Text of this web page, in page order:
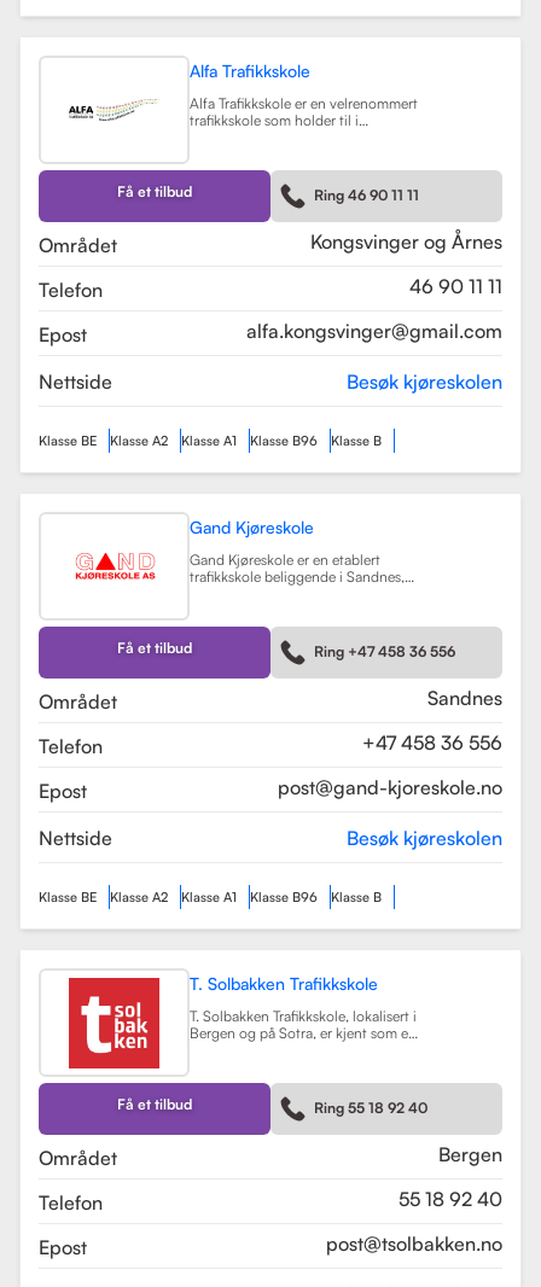
Alfa Trafikkskole
Alfa Trafikkskole er en velrenommert
trafikkskole som holder til i
kjøreopplæringen. Skolen tilbyr et
bredt spekter av tjenester, inkludert
opplæring for førerkort klasse B,
både med manuelt og automatgir.
Få et tilbud Ring 46 90 11 11
Området
Kongsvinger og Årnes
Telefon
46 90 11 11
Epost
alfa.kongsvinger@gmail.com
Nettside Besøk kjøreskolen
Klasse BE Klasse A2 Klasse A1 Klasse B96 Klasse B
Gand Kjøreskole
Gand Kjøreskole er en etablert
trafikkskole beliggende i Sandnes,
kjøretøyklasser. Skolen har
spesialisert seg på opplæring for
personbiler, både med manuell og
automatgir, samt motorsykler (klasse
Få et tilbud Ring +47 458 36 556
Området
Sandnes
Telefon
+47 458 36 556
Epost
post@gand-kjoreskole.no
Nettside Besøk kjøreskolen
Klasse BE Klasse A2 Klasse A1 Klasse B96 Klasse B
T. Solbakken Trafikkskole
T. Solbakken Trafikkskole, lokalisert i
Bergen og på Sotra, er kjent som en
Skolen tilbyr et bredt spekter av
førerkortklasser, inkludert klasse B
for personbil, klasse A, A1, og A2 for
motorsykler, samt klasse BE og B96
Få et tilbud Ring 55 18 92 40
Området
Bergen
Telefon
55 18 92 40
Epost
post@tsolbakken.no